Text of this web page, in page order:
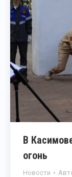
В
огонь
Новости